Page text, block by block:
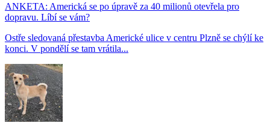
ANKETA: Americká se po úpravě za 40 milionů otevřela pro
dopravu. Líbí se vám?
Ostře sledovaná přestavba Americké ulice v centru Plzně se chýlí ke
konci. V pondělí se tam vrátila...